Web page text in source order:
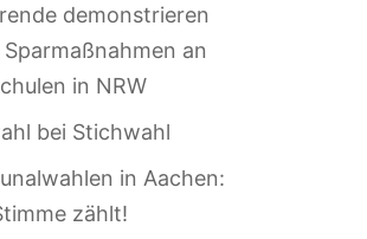
demonstrieren
an
in NRW
bei Stichwahl
in Aachen:
zählt!